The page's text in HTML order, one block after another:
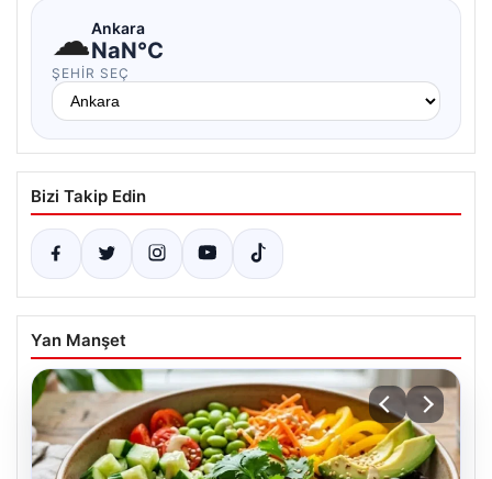
☁Ankara
NaN°C
ŞEHIR SEÇ
Bizi Takip Edin
Yan Manşet